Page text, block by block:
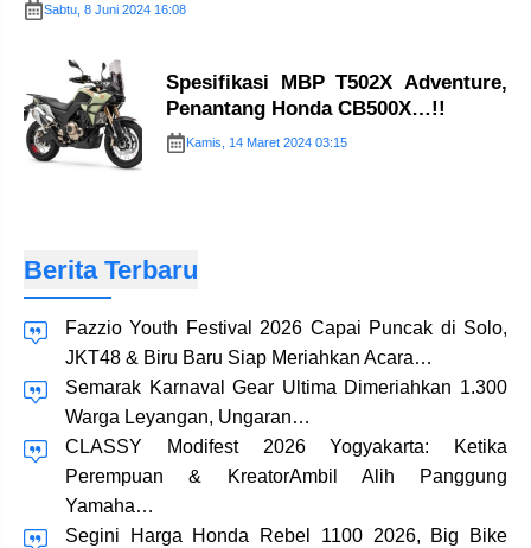
Sabtu, 8 Juni 2024 16:08
Spesifikasi MBP T502X Adventure,
Penantang Honda CB500X…!!
Kamis, 14 Maret 2024 03:15
Berita Terbaru
Fazzio Youth Festival 2026 Capai Puncak di Solo,
JKT48 & Biru Baru Siap Meriahkan Acara…
Semarak Karnaval Gear Ultima Dimeriahkan 1.300
Warga Leyangan, Ungaran…
CLASSY Modifest 2026 Yogyakarta: Ketika
Perempuan & KreatorAmbil Alih Panggung
Yamaha…
Segini Harga Honda Rebel 1100 2026, Big Bike